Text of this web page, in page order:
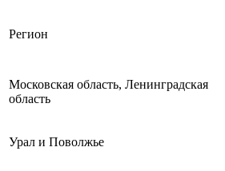
Регион
Московская область, Ленинградская
область
Урал и Поволжье